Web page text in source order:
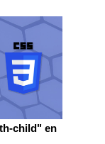
child" en